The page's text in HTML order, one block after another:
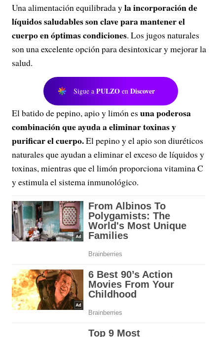
Una alimentación equilibrada yla incorporación de
líquidos saludables son clave para mantener el
cuerpo en óptimas condiciones. Los jugos naturales
son una excelente opción para desintoxicar y mejorar la
salud.
Sigue a PULZO en Discover
El batido de pepino, apio y limón es una poderosa
combinación que ayuda a eliminar toxinas y
purificar el cuerpo.El pepino y el apio son diuréticos
naturales que ayudan a eliminar el exceso de líquidos y
toxinas, mientras que el limón proporciona vitamina C
y estimula el sistema inmunológico.